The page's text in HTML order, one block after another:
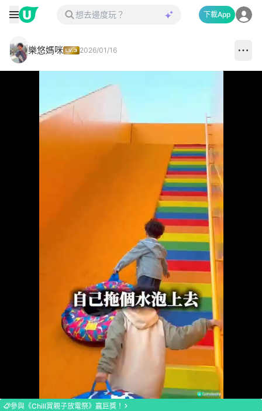
下載App
樂悠媽咪 2026/01/16
Loaded
100.00%
參與《Chill賞親子放電祭》贏巨獎！